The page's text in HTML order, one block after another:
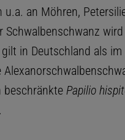
an Möhren,
in Deutschland als im
beschränkte Papilio